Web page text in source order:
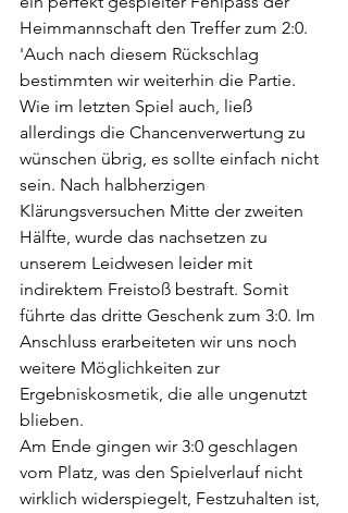
Heimmannschaft den Treffer zum 2:0.
'Auch nach diesem Rückschlag
bestimmten wir weiterhin die Partie.
Wie im letzten Spiel auch, ließ
allerdings die Chancenverwertung zu
wünschen übrig, es sollte einfach nicht
sein. Nach halbherzigen
Klärungsversuchen Mitte der zweiten
Hälfte, wurde das nachsetzen zu
unserem Leidwesen leider mit
indirektem Freistoß bestraft. Somit
führte das dritte Geschenk zum 3:0. Im
Anschluss erarbeiteten wir uns noch
weitere Möglichkeiten zur
Ergebniskosmetik, die alle ungenutzt
blieben.
Am Ende gingen wir 3:0 geschlagen
vom Platz, was den Spielverlauf nicht
wirklich widerspiegelt, Festzuhalten ist,